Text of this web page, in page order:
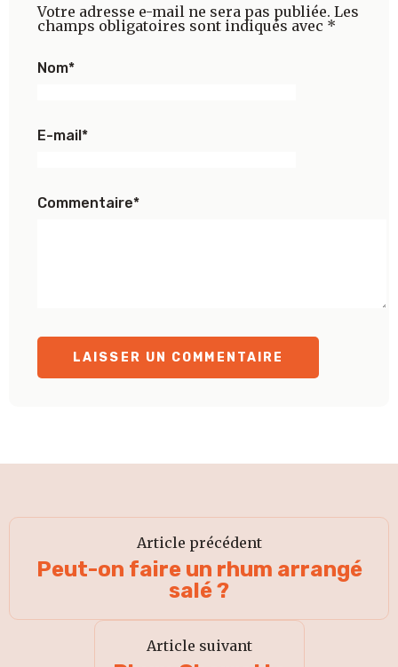
Votre adresse e-mail ne sera pas publiée. Les
champs obligatoires sont indiqués avec *
Nom*
E-mail*
Commentaire*
Article précédent
Peut-on faire un rhum arrangé
salé ?
Article suivant